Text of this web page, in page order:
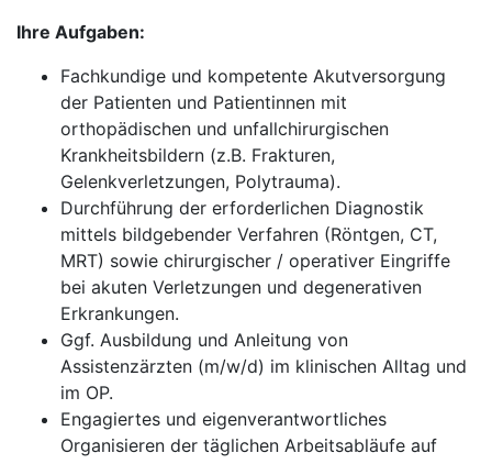
Ihre Aufgaben:
Fachkundige und kompetente Akutversorgung
der Patienten und Patientinnen mit
orthopädischen und unfallchirurgischen
Krankheitsbildern (z.B. Frakturen,
Gelenkverletzungen, Polytrauma).
Durchführung der erforderlichen Diagnostik
mittels bildgebender Verfahren (Röntgen, CT,
MRT) sowie chirurgischer / operativer Eingriffe
bei akuten Verletzungen und degenerativen
Erkrankungen.
Ggf. Ausbildung und Anleitung von
Assistenzärzten (m/w/d) im klinischen Alltag und
im OP.
Engagiertes und eigenverantwortliches
Organisieren der täglichen Arbeitsabläufe auf